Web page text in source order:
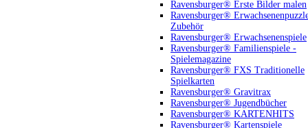
Ravensburger® Erste Bilder malen
Ravensburger®
Zubehör
Ravensburger® Erwachsenenspiele
Ravensburger® Familienspiele -
Spielemagazine
Ravensburger® FXS Traditionelle
Spielkarten
Ravensburger® Gravitrax
Ravensburger® Jugendbücher
Ravensburger® KARTENHITS
Ravensburger® Kartenspiele